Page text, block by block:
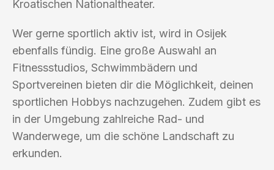
Kroatischen Nationaltheater.
Wer gerne sportlich aktiv ist, wird in Osijek
ebenfalls fündig. Eine große Auswahl an
Fitnessstudios, Schwimmbädern und
Sportvereinen bieten dir die Möglichkeit, deinen
sportlichen Hobbys nachzugehen. Zudem gibt es
in der Umgebung zahlreiche Rad- und
Wanderwege, um die schöne Landschaft zu
erkunden.